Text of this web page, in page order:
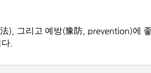
), 그리고 예방(豫防 , prevention)에
.